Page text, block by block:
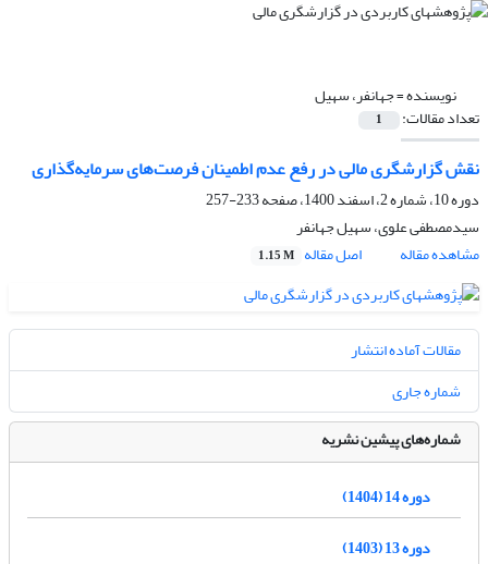
نویسنده =جهانفر، سهیل
تعداد مقالات: 1
نقش گزارشگری مالی در رفع عدم اطمینان فرصت‌های سرمایه‌گذاری
دوره 10، شماره 2، اسفند 1400، صفحه
233-257
سیدمصطفی علوی، سهیل جهانفر
مشاهده مقاله
اصل مقاله 1.15 M
مقالات آماده انتشار
شماره جاری
شماره‌های پیشین نشریه
دوره 14 (1404)
دوره 13 (1403)